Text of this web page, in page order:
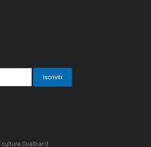
culture Svalbard